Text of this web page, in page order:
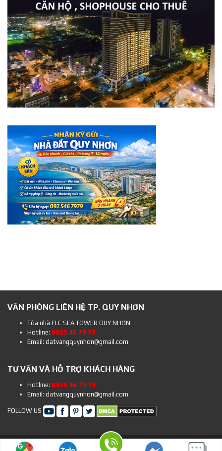
VĂN PHÒNG LIÊN HỆ TP. QUY NHƠN
Tòa nhà FLC SEA TOWER QUY NHƠN
Hotline: 0925 46 79 79
Email: datvangquynhon@gmail.com
TƯ VẤN VÀ HỖ TRỢ KHÁCH HÀNG
Hotline: 0925 46 79 79
Email: datvangquynhon@gmail.com
FOLLOW US